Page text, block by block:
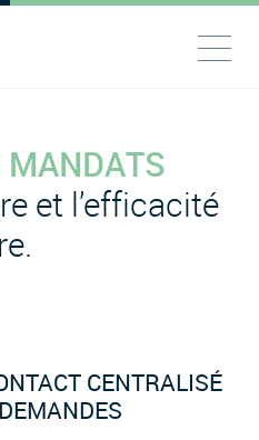
MANDATS
et l’efficacité
CENTRALISÉ